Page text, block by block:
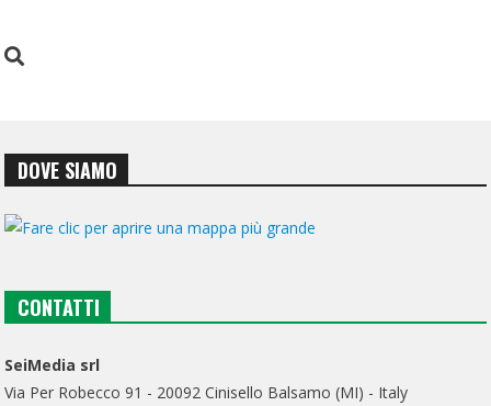
DOVE SIAMO
CONTATTI
SeiMedia srl
Via Per Robecco 91 - 20092 Cinisello Balsamo (MI) - Italy